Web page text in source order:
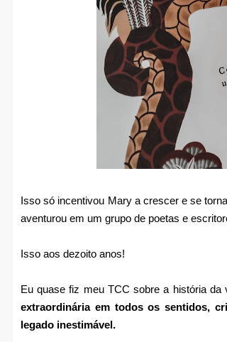
Isso só incentivou Mary a crescer e se
aventurou em um grupo de poetas e
Isso aos dezoito anos!
Eu quase fiz meu TCC sobre a história
extraordinária em todos os sentidos,
legado inestimável.